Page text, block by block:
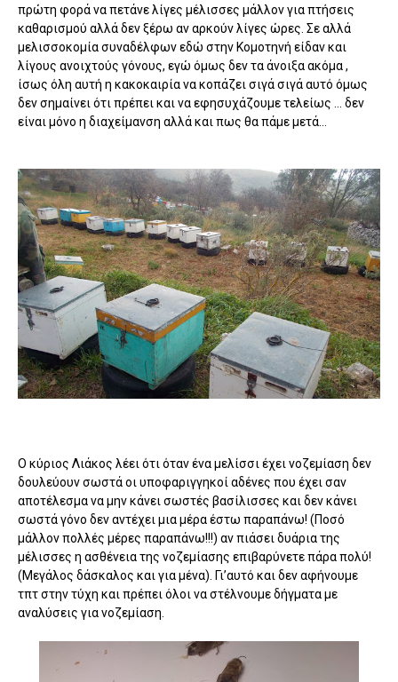
πρώτη φορά να πετάνε λίγες μέλισσες μάλλον για πτήσεις
καθαρισμού αλλά δεν ξέρω αν αρκούν λίγες ώρες. Σε αλλά
μελισσοκομία συναδέλφων εδώ στην Κομοτηνή είδαν και
λίγους ανοιχτούς γόνους, εγώ όμως δεν τα άνοιξα ακόμα ,
ίσως όλη αυτή η κακοκαιρία να κοπάζει σιγά σιγά αυτό όμως
δεν σημαίνει ότι πρέπει και να εφησυχάζουμε τελείως … δεν
είναι μόνο η διαχείμανση αλλά και πως θα πάμε μετά…
Ο κύριος Λιάκος λέει ότι όταν ένα μελίσσι έχει νοζεμίαση δεν
δουλεύουν σωστά οι υποφαριγγηκοί αδένες που έχει σαν
αποτέλεσμα να μην κάνει σωστές βασίλισσες και δεν κάνει
σωστά γόνο δεν αντέχει μια μέρα έστω παραπάνω! (Ποσό
μάλλον πολλές μέρες παραπάνω!!!) αν πιάσει δυάρια της
μέλισσες η ασθένεια της νοζεμίασης επιβαρύνετε πάρα πολύ!
(Μεγάλος δάσκαλος και για μένα). Γι’αυτό και δεν αφήνουμε
τπτ στην τύχη και πρέπει όλοι να στέλνουμε δήγματα με
αναλύσεις για νοζεμίαση.